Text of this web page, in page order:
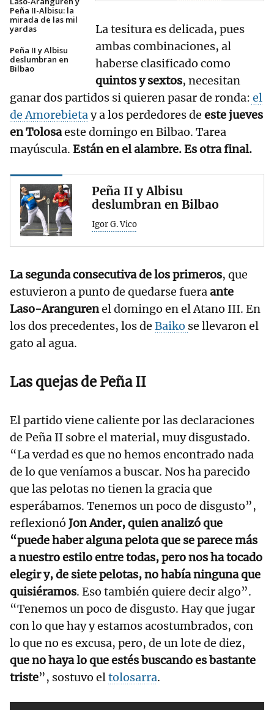
Peña II-Albisu: la
mirada de las mil
yardas
Peña II y Albisu
deslumbran en
Bilbao
La tesitura es delicada, pues
ambas combinaciones, al
haberse clasificado como
quintos y sextos, necesitan
ganar dos partidos si quieren pasar de ronda: el
de Amorebieta y a los perdedores de este jueves
en Tolosaeste domingo en Bilbao. Tarea
mayúscula. Están en el alambre. Es otra final.
Peña II y Albisu
deslumbran en Bilbao
Igor G. Vico
La segunda consecutiva de los primeros, que
estuvieron a punto de quedarse fuera ante
Laso-Arangurenel domingo en el Atano III. En
los dos precedentes, los de Baiko se llevaron el
gato al agua.
Las quejas de Peña II
El partido viene caliente por las declaraciones
de Peña II sobre el material, muy disgustado.
“La verdad es que no hemos encontrado nada
de lo que veníamos a buscar. Nos ha parecido
que las pelotas no tienen la gracia que
esperábamos. Tenemos un poco de disgusto”,
reflexionó Jon Ander, quien analizó que
“puede haber alguna pelota que se parece más
a nuestro estilo entre todas, pero nos ha tocado
elegir y, de siete pelotas, no había ninguna que
quisiéramos. Eso también quiere decir algo”.
“Tenemos un poco de disgusto. Hay que jugar
con lo que hay y estamos acostumbrados, con
lo que no es excusa, pero, de un lote de diez,
que no haya lo que estés buscando es bastante
triste”, sostuvo el tolosarra.